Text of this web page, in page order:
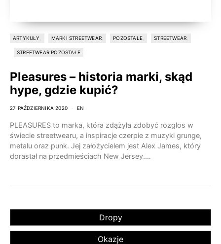
ARTYKUŁY MARKI STREETWEAR POZOSTAŁE STREETWEAR
STREETWEAR POZOSTAŁE
Pleasures – historia marki, skąd
hype, gdzie kupić?
27 PAŹDZIERNIKA 2020 EN
PLEASURES to marka, która zdążyła zdobyć rozgłos w
świecie streetwearu, a inspiracje czerpie z muzyki grunge,
metalu oraz punk. Jej założycielem jest Alex James, który
dorastał na przedmieściach New Jersey.…
Dropy
Okazje